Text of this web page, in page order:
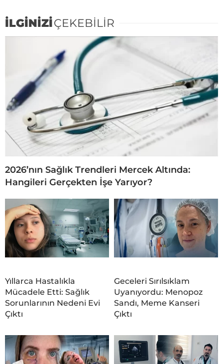
İLGİNİZİÇEKEBİLİR
2026’nın Sağlık Trendleri Mercek Altında:
Hangileri Gerçekten İşe Yarıyor?
Yıllarca Hastalıkla
Mücadele Etti: Sağlık
Sorunlarının Nedeni Evi
Çıktı
Geceleri Sırılsıklam
Uyanıyordu: Menopoz
Sandı, Meme Kanseri
Çıktı